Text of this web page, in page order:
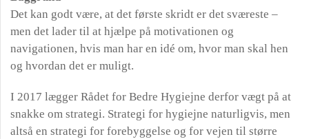
Det kan godt være, at det første skridt er det sværeste –
men det lader til at hjælpe på motivationen og
navigationen, hvis man har en idé om, hvor man skal hen
og hvordan det er muligt.
I 2017 lægger Rådet for Bedre Hygiejne derfor vægt på at
snakke om strategi. Strategi for hygiejne naturligvis, men
altså en strategi for forebyggelse og for vejen til større